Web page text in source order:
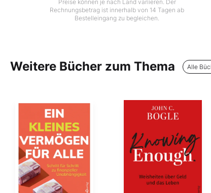
Preise können je nach Land variieren. Der
Rechnungsbetrag ist innerhalb von 14 Tagen ab
Bestelleingang zu begleichen.
Weitere Bücher zum Thema Alle